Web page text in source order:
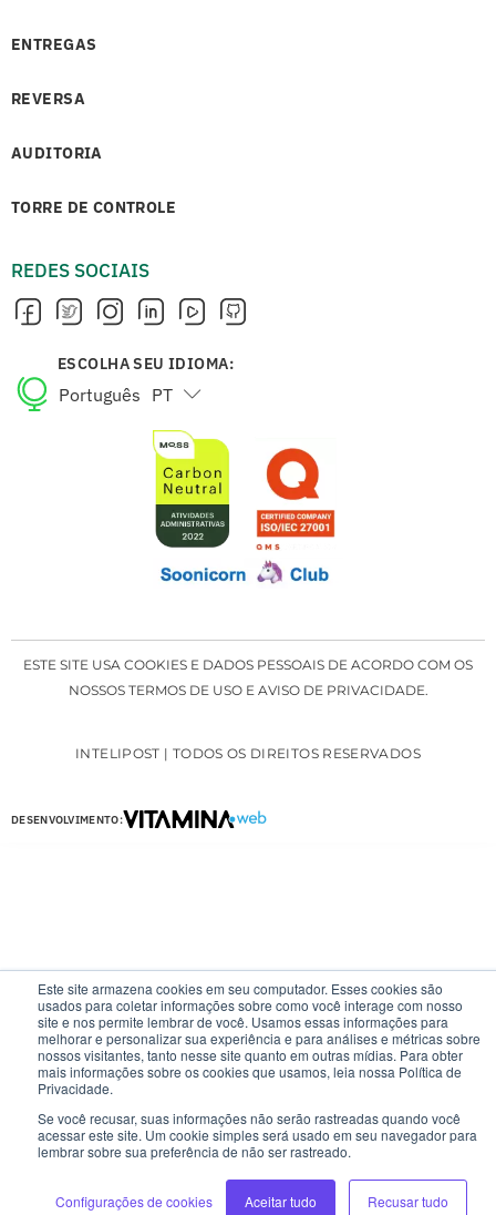
Este site armazena cookies em seu computador. Esses cookies são
usados para coletar informações sobre como você interage com nosso
site e nos permite lembrar de você. Usamos essas informações para
melhorar e personalizar sua experiência e para análises e métricas sobre
nossos visitantes, tanto nesse site quanto em outras mídias. Para obter
mais informações sobre os cookies que usamos, leia nossa Política de
Privacidade.
Se você recusar, suas informações não serão rastreadas quando você
acessar este site. Um cookie simples será usado em seu navegador para
lembrar sobre sua preferência de não ser rastreado.
Configurações de cookies Aceitar tudo Recusar tudo
ENTREGAS
REVERSA
AUDITORIA
TORRE DE CONTROLE
REDES SOCIAIS
ESCOLHA SEU IDIOMA:
Português PT
English EN
ESTE SITE USA COOKIES E DADOS PESSOAIS DE ACORDO COM OS
NOSSOS TERMOS DE USO E AVISO DE PRIVACIDADE.
INTELIPOST | TODOS OS DIREITOS RESERVADOS
DESENVOLVIMENTO: